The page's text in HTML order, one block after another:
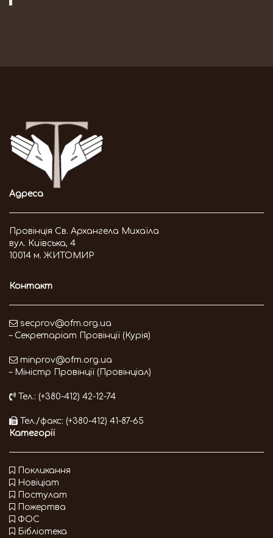
Адреса
Провінція Св. Архангела Михаїла
вул. Київська, 4
10014 м. ЖИТОМИР
Контакт
secprov@ofm.org.ua
– Секретаріат Провінції (Курія)
minprov@ofm.org.ua
– Міністр Провінції (Провінціал)
Тел.: (+380-412) 42-12-74
Тел./факс: (+380-412) 41-87-65
Категорії
Покликання
Новіціат
Постулат
Пожертва
ФОС
Бібліотека